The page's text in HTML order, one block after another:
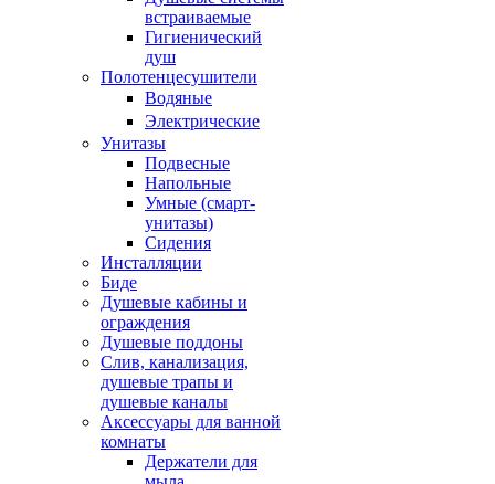
встраиваемые
Гигиенический
душ
Полотенцесушители
ㅤВодяные
ㅤЭлектрические
Унитазы
Подвесные
Напольные
Умные (смарт-
унитазы)
Сидения
Инсталляции
Биде
Душевые кабины и
ограждения
Душевые поддоны
Слив, канализация,
душевые трапы и
душевые каналы
Аксессуары для ванной
комнаты
Держатели для